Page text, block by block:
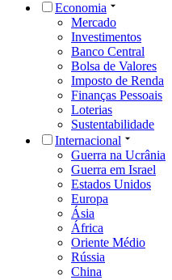
Economia
Mercado
Investimentos
Banco Central
Bolsa de Valores
Imposto de Renda
Finanças Pessoais
Loterias
Sustentabilidade
Internacional
Guerra na Ucrânia
Guerra em Israel
Estados Unidos
Europa
Ásia
África
Oriente Médio
Rússia
China